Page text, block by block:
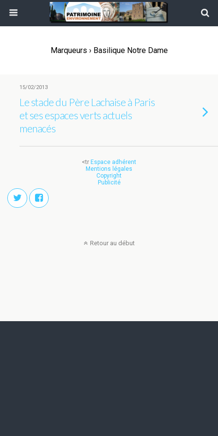
Marqueurs › Basilique Notre Dame
15/02/2013
Le stade du Père Lachaise à Paris
et ses espaces verts actuels
menacés
<tr Espace adhérent
Mentions légales
Copyright
Publicité
Retour au début